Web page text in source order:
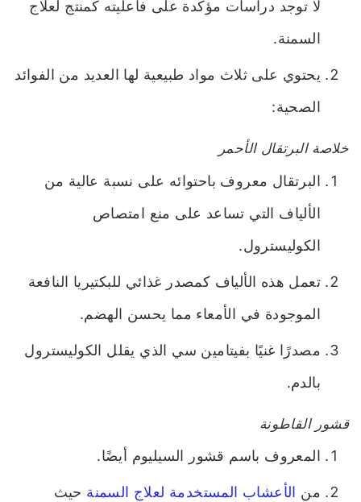
لا توجد دراسات مؤكدة على فاعليته كمنتج لعلاج
السمنة.
يحتوي على ثلاث مواد طبيعية لها العديد من الفوائد
الصحية:
خلاصة البرتقال الأحمر
البرتقال معروف باحتوائه على نسبة عالية من
الألياف التي تساعد على منع امتصاص
الكوليسترول.
تعمل هذه الألياف كمصدر غذائي للبكتيريا النافعة
الموجودة في الأمعاء مما يحسن الهضم.
مصدرًا غنيًا بفيتامين سي الذي يقلل الكوليسترول
بالدم.
قشور القاطونة
المعروف باسم قشور السيليوم أيضًا.
من الأعشاب المستخدمة لعلاج السمنة حيث